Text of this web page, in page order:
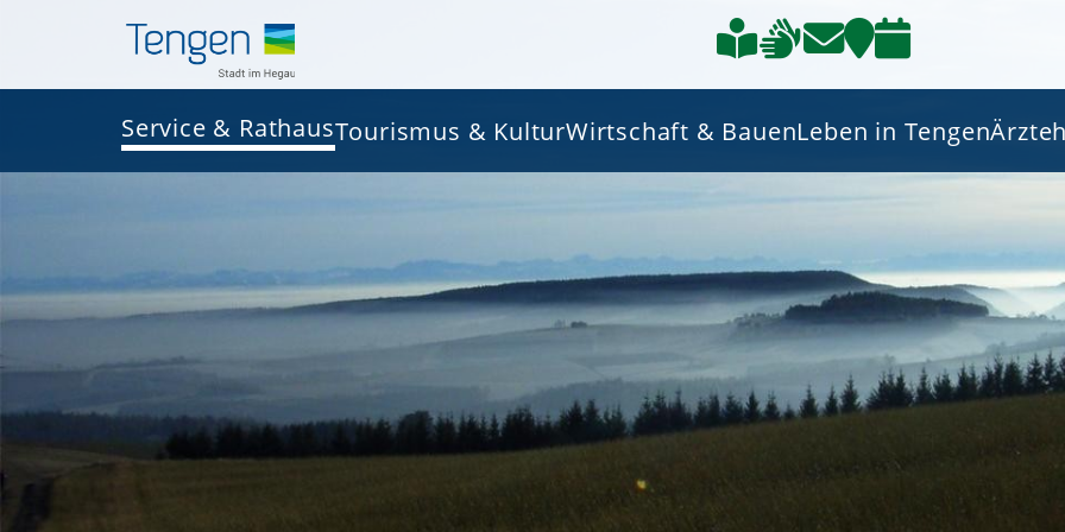
Service & RathausTourismus & KulturWirtschaft & BauenLeben in Tengen